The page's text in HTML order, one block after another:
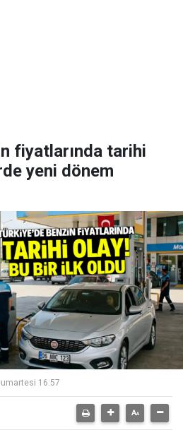
fiyatlarında tarihi
yeni dönem
16:57